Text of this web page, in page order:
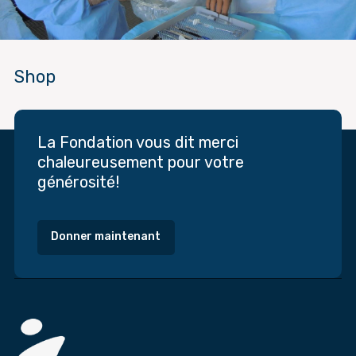
Shop
La Fondation vous dit merci
chaleureusement pour votre
générosité!
Donner maintenant